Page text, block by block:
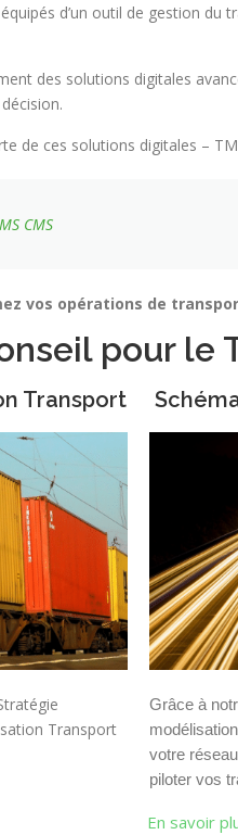
d’un outil de gestion
des solutions digitales
de ces solutions digitales –
CMS
vos opérations de
pour le
Transport
Transport
Grâce à
votre
piloter vos
En savoir